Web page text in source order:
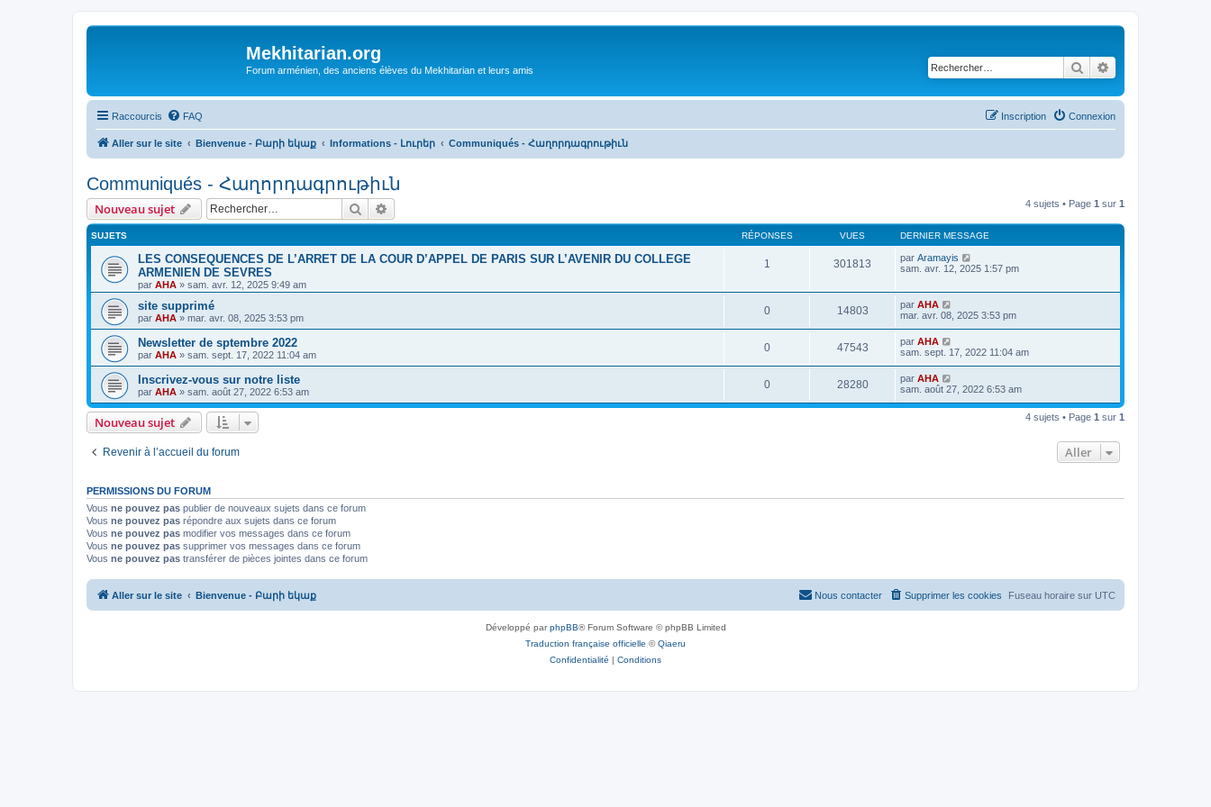
Mekhitarian.org
Forum arménien, des anciens élèves du Mekhitarian et leurs amis Rechercher
Raccourcis FAQ Connexion
Inscription
Aller sur le site Bienvenue - Բարի եկաք Informations - Լուրեր Communiqués - Հաղորդագրութիւն
Communiqués - Հաղորդագրութիւն
Nouveau sujet Rechercher 4 sujets • Page 1 sur 1
SUJETS RÉPONSES VUES DERNIER MESSAGE
LES CONSEQUENCES DE L’ARRET DE LA COUR D’APPEL DE PARIS SUR L’AVENIR DU COLLEGE
ARMENIEN DE SEVRES
par AHA » sam. avr. 12, 2025 9:49 am
1 301813 par Aramayis
sam. avr. 12, 2025 1:57 pm
site supprimé
par AHA » mar. avr. 08, 2025 3:53 pm
0 14803 par AHA
mar. avr. 08, 2025 3:53 pm
Newsletter de sptembre 2022
par AHA » sam. sept. 17, 2022 11:04 am
0 47543 par AHA
sam. sept. 17, 2022 11:04 am
Inscrivez-vous sur notre liste
par AHA » sam. août 27, 2022 6:53 am
0 28280 par AHA
sam. août 27, 2022 6:53 am
Nouveau sujet 4 sujets • Page 1 sur 1
Revenir à l’accueil du forum Aller
PERMISSIONS DU FORUM
Vous ne pouvez pas publier de nouveaux sujets dans ce forum
Vous ne pouvez pas répondre aux sujets dans ce forum
Vous ne pouvez pas modifier vos messages dans ce forum
Vous ne pouvez pas supprimer vos messages dans ce forum
Vous ne pouvez pas transférer de pièces jointes dans ce forum
Aller sur le site Bienvenue - Բարի եկաք Fuseau horaire sur UTC
Supprimer les cookies
Nous contacter
Développé parphpBB® Forum Software © phpBB Limited
Traduction française officielle ©Qiaeru
Confidentialité | Conditions